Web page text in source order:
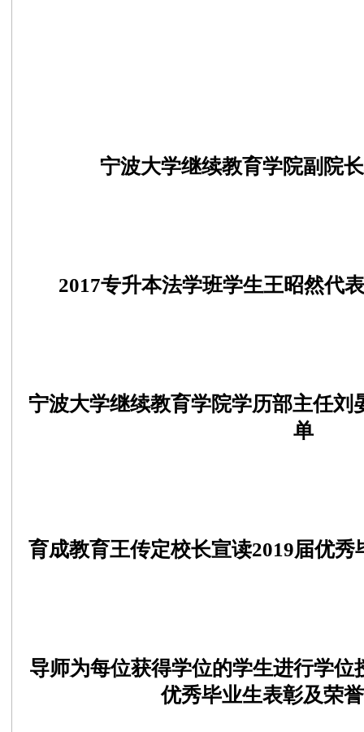
宁波大学继续教育学院副院
2017专升本法学班学生王昭然代
宁波大学继续教育学院学历部主任刘
单
育成教育王传定校长宣读2019届优
导师为每位获得学位的学生进行学位
优秀毕业生表彰及荣